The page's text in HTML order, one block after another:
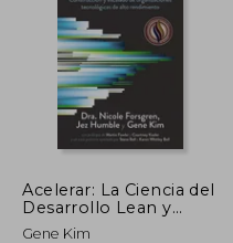
Acelerar: La Ciencia del
Desarrollo Lean y
Devops
Gene Kim